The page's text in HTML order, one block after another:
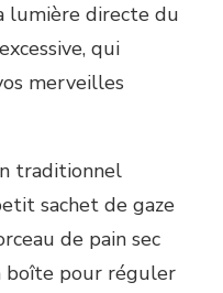
lumière directe du
qui
merveilles
traditionnel
sachet de gaze
de pain sec
boîte pour réguler